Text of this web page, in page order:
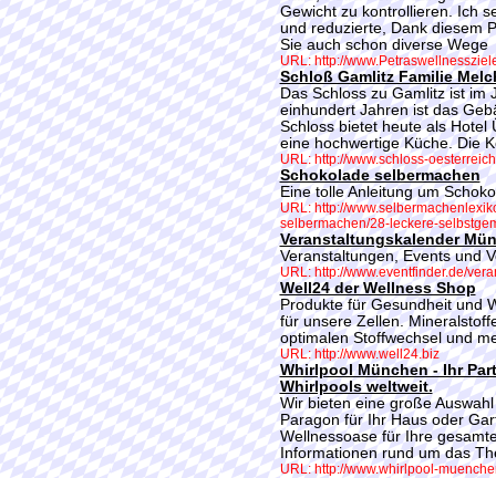
Gewicht zu kontrollieren. Ich
und reduzierte, Dank diesem
Sie auch schon diverse Wege
URL: http://
Schloß Gamlitz Familie
Das Schloss zu Gamlitz ist im
einhundert Jahren ist das
Schloss bietet heute als Hotel
eine hochwertige Küche. Die
URL: http://www.schloss-
Schokolade selbermachen
Eine tolle Anleitung um
URL: http://
selbermachen/28-leckere-
Veranstaltungskalender
Veranstaltungen, Events und
URL: http://www.eventfinder.de/
Well24 der Wellness Shop
Produkte für Gesundheit und
für unsere Zellen.
optimalen Stoffwechsel und
URL: http://www.well24.biz
Whirlpool München - Ihr
Whirlpools weltweit.
Wir bieten eine große
Paragon für Ihr Haus oder
Wellnessoase für Ihre
Informationen rund um das
URL: http://www.whirlpool-